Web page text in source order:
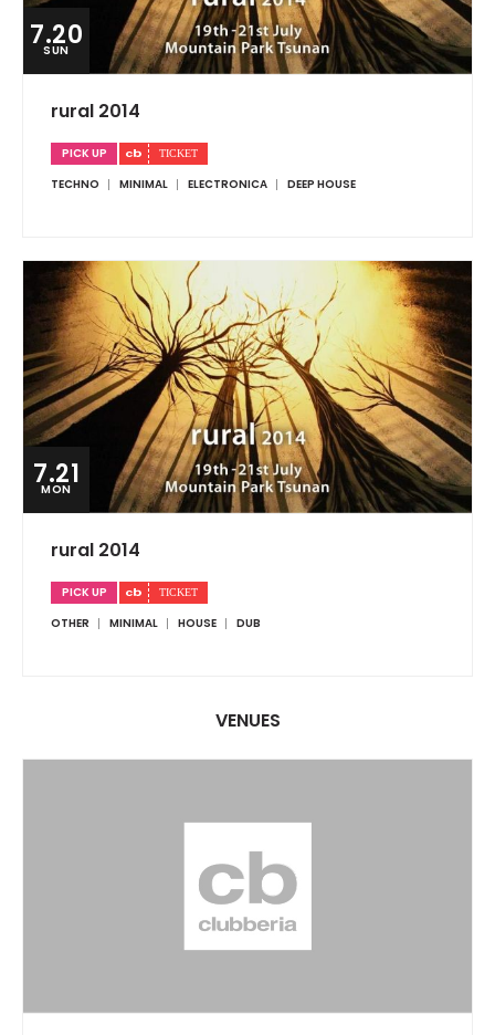
7.20
SUN
rural 2014
PICK UP
TECHNO
MINIMAL ELECTRONICA DEEP HOUSE
7.21
MON
rural 2014
PICK UP
OTHER
MINIMAL HOUSE DUB
VENUES